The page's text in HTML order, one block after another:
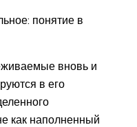
понятие в
вновь и
в его
как наполненный